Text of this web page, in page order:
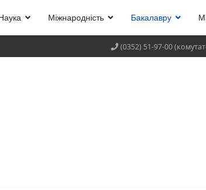
(0352) 51-97-00
Міжнародність Бакалавру